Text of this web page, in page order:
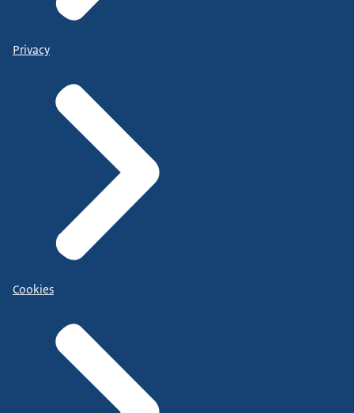
Privacy
Cookies